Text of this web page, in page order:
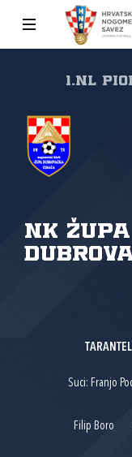
1.nl
NK Župa
Suci: Franjo
Filip Boro